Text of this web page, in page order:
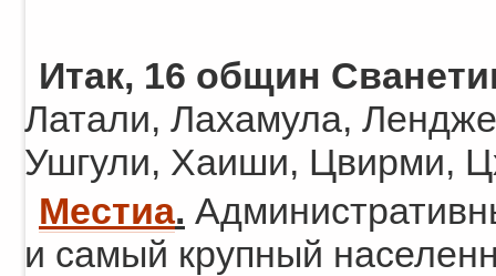
Итак, 16 общин
Латали, Лахамула,
Ушгули, Хаиши, Цвирми,
Местиа.
и самый крупный